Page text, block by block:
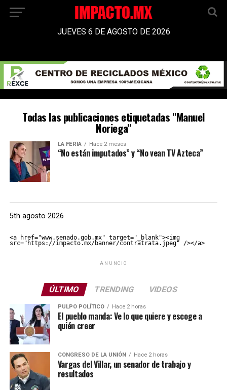
JUEVES 6 DE AGOSTO DE 2026
Todas las publicaciones etiquetadas "Manuel
Noriega"
LA FERIA Hace 2 meses
“No están imputados” y “No vean TV Azteca”
5th agosto 2026
<a href="www.senado.gob.mx" target="_blank"><img
src="https://impacto.mx/banner/contratrata.jpeg" /></a>
ANUNCIO
ÚLTIMO TRENDING VIDEOS
PULPO POLÍTICO Hace 2 horas
El pueblo manda: Ve lo que quiere y escoge a
quién creer
CONGRESO DE LA UNIÓN Hace 2 horas
Vargas del Villar, un senador de trabajo y
resultados